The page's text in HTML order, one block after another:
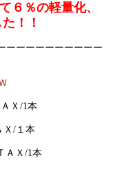
６％の軽量化、
！！
ーーーーーーーーーー
Ｘ/1本
Ｘ/１本
ＡＸ/1本